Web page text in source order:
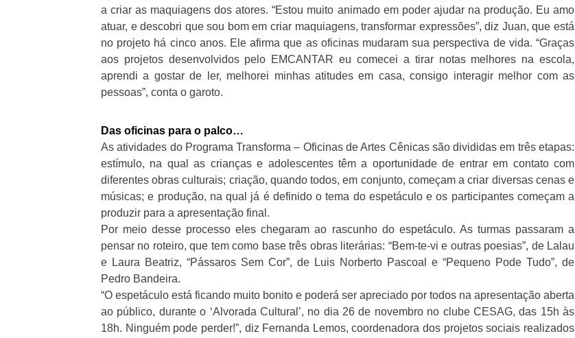
a criar as maquiagens dos atores. “Estou muito animado em poder ajudar na produção. Eu amo
atuar, e descobri que sou bom em criar maquiagens, transformar expressões”, diz Juan, que está
no projeto há cinco anos. Ele afirma que as oficinas mudaram sua perspectiva de vida. “Graças
aos projetos desenvolvidos pelo EMCANTAR eu comecei a tirar notas melhores na escola,
aprendi a gostar de ler, melhorei minhas atitudes em casa, consigo interagir melhor com as
pessoas”, conta o garoto.
Das oficinas para o palco…
As atividades do Programa Transforma – Oficinas de Artes Cênicas são divididas em três etapas:
estímulo, na qual as crianças e adolescentes têm a oportunidade de entrar em contato com
diferentes obras culturais; criação, quando todos, em conjunto, começam a criar diversas cenas e
músicas; e produção, na qual já é definido o tema do espetáculo e os participantes começam a
produzir para a apresentação final.
Por meio desse processo eles chegaram ao rascunho do espetáculo. As turmas passaram a
pensar no roteiro, que tem como base três obras literárias: “Bem-te-vi e outras poesias”, de Lalau
e Laura Beatriz, “Pássaros Sem Cor”, de Luis Norberto Pascoal e “Pequeno Pode Tudo”, de
Pedro Bandeira.
“O espetáculo está ficando muito bonito e poderá ser apreciado por todos na apresentação aberta
ao público, durante o ‘Alvorada Cultural’, no dia 26 de novembro no clube CESAG, das 15h às
18h. Ninguém pode perder!”, diz Fernanda Lemos, coordenadora dos projetos sociais realizados